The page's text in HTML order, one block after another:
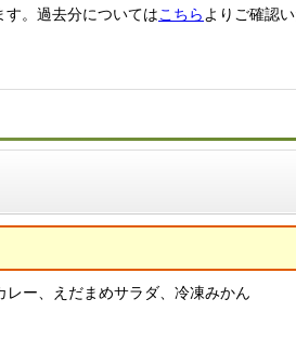
。過去分についてはこちら よりご確認
ー、えだまめサラダ、冷凍みかん